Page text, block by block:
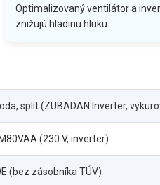
Optimalizovaný ventilátor a
znižujú hladinu hluku.
split (ZUBADAN Inverter,
(230 V, inverter)
(bez zásobníka TÚV)